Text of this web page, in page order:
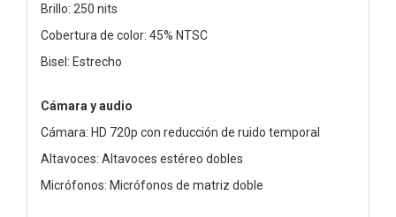
Brillo: 250 nits
Cobertura de color: 45% NTSC
Bisel: Estrecho
Cámara y audio
Cámara: HD 720p con reducción de ruido temporal
Altavoces: Altavoces estéreo dobles
Micrófonos: Micrófonos de matriz doble